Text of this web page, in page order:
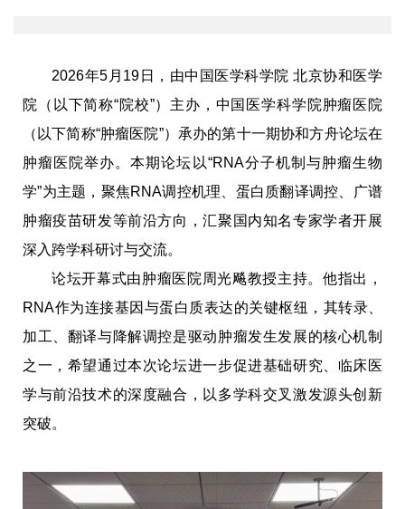
2026年5月19日，由中国医学科学院 北京协和医学
院（以下简称“院校”）主办，中国医学科学院肿瘤医院
（以下简称“肿瘤医院”）承办的第十一期协和方舟论坛在
肿瘤医院举办。本期论坛以“RNA分子机制与肿瘤生物
学”为主题，聚焦RNA调控机理、蛋白质翻译调控、广谱
肿瘤疫苗研发等前沿方向，汇聚国内知名专家学者开展
深入跨学科研讨与交流。
论坛开幕式由肿瘤医院周光飚教授主持。他指出，
RNA作为连接基因与蛋白质表达的关键枢纽，其转录、
加工、翻译与降解调控是驱动肿瘤发生发展的核心机制
之一，希望通过本次论坛进一步促进基础研究、临床医
学与前沿技术的深度融合，以多学科交叉激发源头创新
突破。